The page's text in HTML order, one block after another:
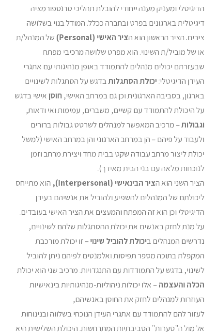
הדיגיטלי ומעניק מענה ייחודי להובלת תהליכי טרנספורמציה
דיגיטלית בארגונים בפרט ובחברה ככלל. המודל בנוי בשלושה
צירים. הציר הראשון הוא הציר האישי (
Personal
) של המנהל/ת
או של מוביל/ת השינוי. הוא מפרט שלושה מרכיבי מפתח
שבעזרתם יכולים מנהלים להתמודד באופן מנהיגותי עם אתגרי
העידן הדיגיטלי: יכולת הסתגלותבדגש על הסתגלות לשינויים
בארגון, בסביבה הארגונית וכן גם במרחב האישי, חוסן אישי בדגש
על היכולת להתמודד עם קשיים, משברים, עמימות ואי ודאות,
וגבולות– מרכיב המאפשר למנהלים לשרטט גבולות ברורים
ולעבוד על פיהם – הן במרחב הארגוני והן במרחב האישי (למשל
יכולת ליצור מרחב עבודה שקט בבית מחד ויצירת מרחב וזמן
לנוכחות מלאה עם בני הבית מאידך).
הציר השני הוא הציר הבינאישי (Interpersonal
), הוא מתייחס
ליכולתם של המנהלים להשפיע ולהוביל את אנשיהם בעידן
הדיגיטלי וכן הוא זה המפתח והמעצים את הציר האישי בעובדים.
על מנת לחזק באנשים את יכולת ההסתגלות שלהם לשינויים,
נדרשים המנהלים ביכולת להוביל שינוי– זו יכולת מורכבת
המקפלת בתוכה מספר תפיסות ואלמנטים לפיהם ניתן להוביל
לשינוי, בדגש על התמודדות עם התנגדויות. מרכיב שני הוא יכולת
הכלה והעצמה– אלו יכולות ניהוליות-מנהיגותיות בינאישיות
העוזרות למנהלים לחזק את החוסן באנשיהם,
לעזור להם להתמודד עם אתגרי העידן הנוכחי בשלווה ובנינוחות
אל מול ה"סערות" הסביבתיות המתרחשות. היכולת השלישית היא